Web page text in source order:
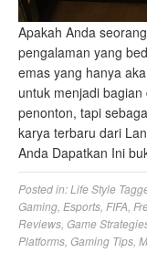
Apakah Anda
pengalaman yang
emas yang hanya
untuk menjadi
penonton, tapi
karya terbaru dari
Anda Dapatkan Ini
Posted in:Life Style
Gaming Esports FIFA
Reviews Game
Platforms Gaming Tips